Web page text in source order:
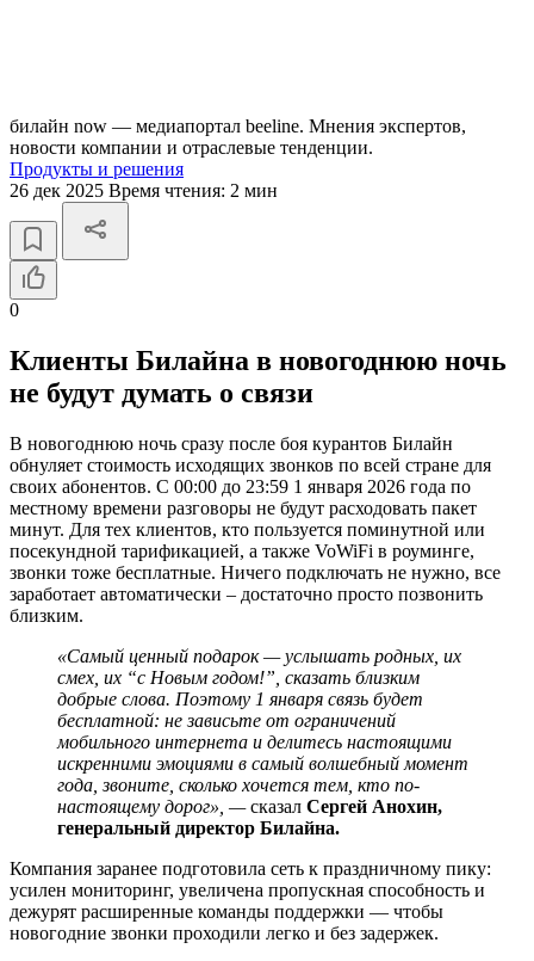
билайн now — медиапортал beeline. Мнения экспертов,
новости компании и отраслевые тенденции.
Продукты и решения
26 дек 2025 Время чтения: 2 мин
0
Клиенты Билайна в новогоднюю ночь
не будут думать о связи
В новогоднюю ночь сразу после боя курантов Билайн
обнуляет стоимость исходящих звонков по всей стране для
своих абонентов. С 00:00 до 23:59 1 января 2026 года по
местному времени разговоры не будут расходовать пакет
минут. Для тех клиентов, кто пользуется поминутной или
посекундной тарификацией, а также VoWiFi в роуминге,
звонки тоже бесплатные. Ничего подключать не нужно, все
заработает автоматически – достаточно просто позвонить
близким.
«Самый ценный подарок — услышать родных, их
смех, их “с Новым годом!”, сказать близким
добрые слова. Поэтому 1 января связь будет
бесплатной: не зависьте от ограничений
мобильного интернета и делитесь настоящими
искренними эмоциями в самый волшебный момент
года, звоните, сколько хочется тем, кто по-
настоящему дорог», —сказал Сергей Анохин,
генеральный директор Билайна.
Компания заранее подготовила сеть к праздничному пику:
усилен мониторинг, увеличена пропускная способность и
дежурят расширенные команды поддержки — чтобы
новогодние звонки проходили легко и без задержек.